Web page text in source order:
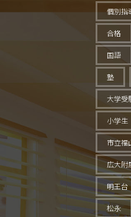
個別指
合格
国語
塾
大学受
小学生
市立福
広大附
明王台
松永